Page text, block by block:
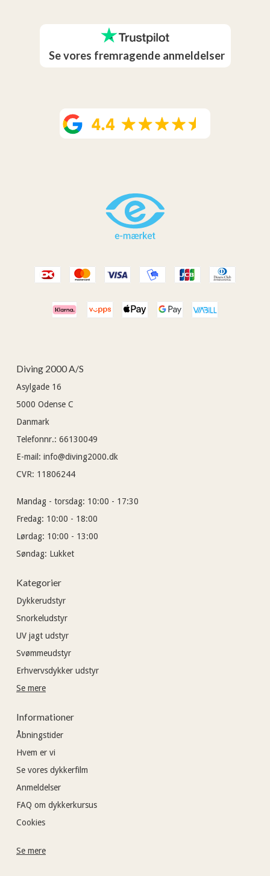
Se vores fremragende anmeldelser
Diving 2000 A/S
Asylgade 16
5000 Odense C
Danmark
Telefonnr.: 66130049
E-mail : info@diving2000.dk
CVR: 11806244
Mandag - torsdag: 10:00 - 17:30
Fredag: 10:00 - 18:00
Lørdag: 10:00 - 13:00
Søndag: Lukket
Kategorier
Dykkerudstyr
Snorkeludstyr
UV jagt udstyr
Svømmeudstyr
Erhvervsdykker udstyr
Se mere
Informationer
Åbningstider
Hvem er vi
Se vores dykkerfilm
Anmeldelser
FAQ om dykkerkursus
Cookies
Se mere